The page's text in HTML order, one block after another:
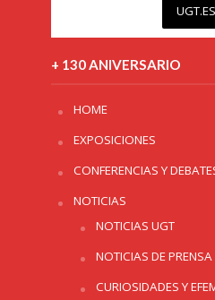
UGT.ES
+ 130 ANIVERSARIO
HOME
EXPOSICIONES
CONFERENCIAS Y
NOTICIAS
NOTICIAS UGT
NOTICIAS DE PRENSA
CURIOSIDADES Y